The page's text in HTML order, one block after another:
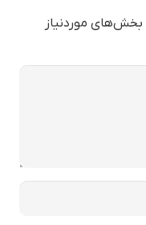
بخش‌های موردنیاز